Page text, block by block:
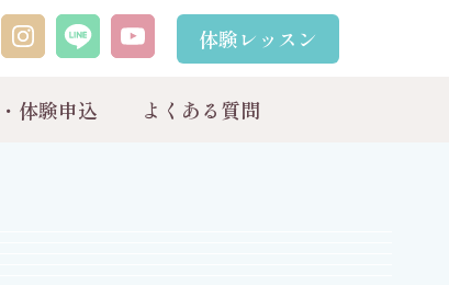
体験レッスン
体験申込 よくある質問